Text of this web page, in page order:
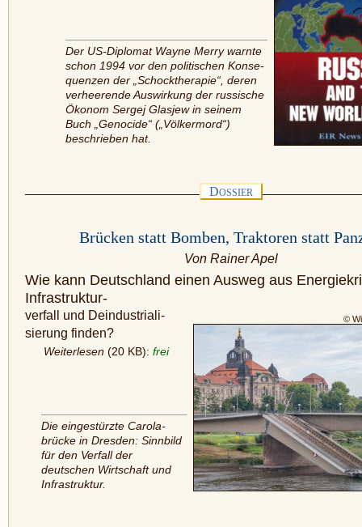
Der US-Diplomat Wayne Merry warnte
schon 1994 vor den politischen Konse­
quenzen der „Schocktherapie“, deren
verheerende Auswirkung der russische
Ökonom Sergej Glasjew in seinem
Buch „Genocide“ („Völkermord“)
beschrieben hat.
DOSSIER
Brücken statt Bomben, Traktoren statt
Von Rainer Apel
Wie kann Deutschland einen Ausweg aus
Infrastruktur-
verfall und Deindustriali­
sierung finden?
Weiterlesen(20 KB): frei
©
Die eingestürzte Carola­
brücke in Dresden: Sinnbild
für den Verfall der
deutschen Wirtschaft und
Infrastruktur.